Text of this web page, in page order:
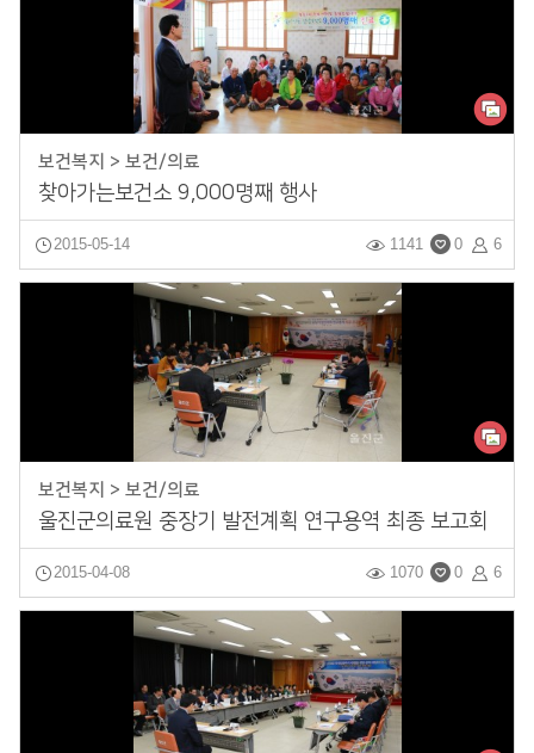
보건복지 > 보건/의료
찾아가는보건소 9,000명째 행사
2015-05-14 6
0
1141
보건복지 > 보건/의료
울진군의료원 중장기 발전계획 연구용역 최종 보고회
2015-04-08 6
0
1070